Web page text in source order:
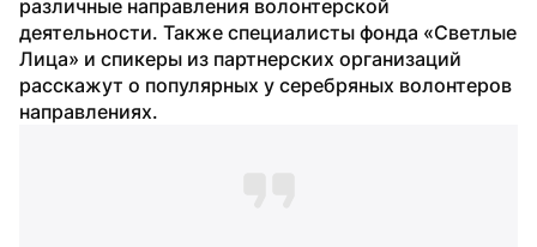
различные направления волонтерской
деятельности. Также специалисты фонда «Светлые
Лица» и спикеры из партнерских организаций
расскажут о популярных у серебряных волонтеров
направлениях.